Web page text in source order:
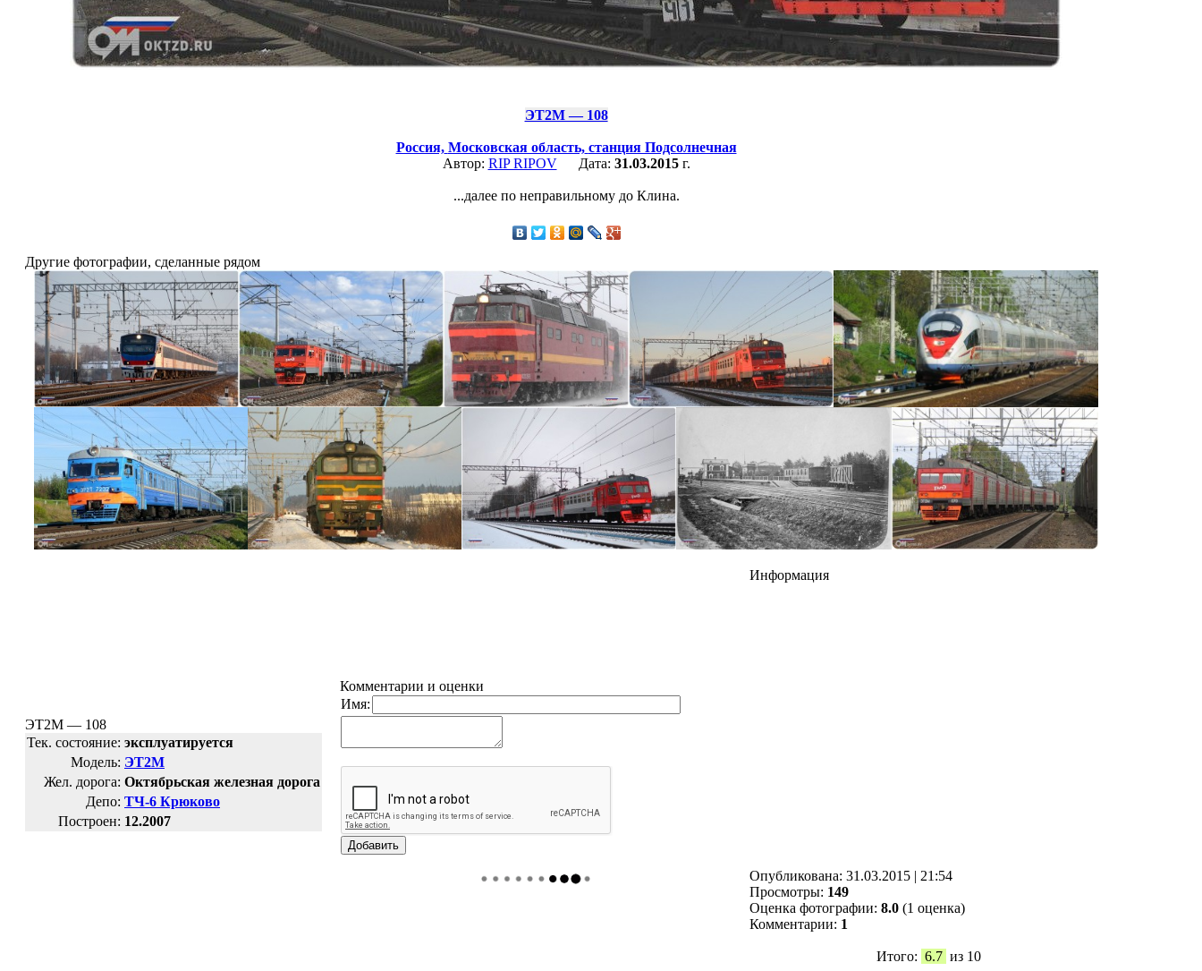
ЭТ2М — 108
Россия, Московская область, станция Подсолнечная
Автор: RIP RIPOVДата: 31.03.2015г.
...далее по неправильному до Клина.
Другие фотографии, сделанные рядом
ЭТ2М — 108
Тек. состояние: эксплуатируется
Модель: ЭТ2М
Жел. дорога: Октябрьская железная дорога
Депо: ТЧ-6 Крюково
Построен: 12.2007
Комментарии и оценки
Имя:
Информация
Опубликованa: 31.03.2015 | 21:54
Просмотры: 149
Оценка фотографии: 8.0 (1 оценка)
Комментарии: 1
Итого: 6.7 из 10